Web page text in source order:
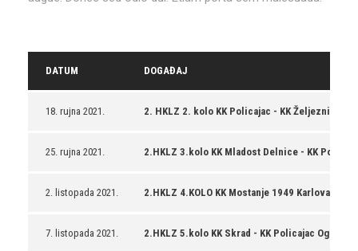
DATUM DOGAĐAJ
18. rujna 2021. 2. HKLZ 2. kolo KK Policajac - KK Željezničar Ka
25. rujna 2021. 2.HKLZ 3.kolo KK Mladost Delnice - KK
2. listopada 2021. 2.HKLZ 4.KOLO KK Mostanje 1949 Karlovac -
7. listopada 2021. 2.HKLZ 5.kolo KK Skrad - KK Policajac Ogulin